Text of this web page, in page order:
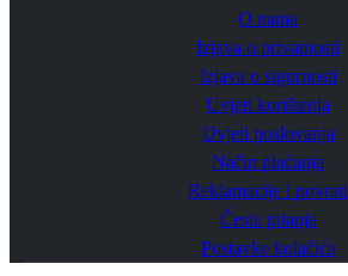
O nama
Izjava o privatnosti
Izjava o sigurnosti
Uvjeti korištenja
Uvjeti poslovanja
Način plaćanja
Reklamacije i povrati
Česta pitanja
Postavke kolačića